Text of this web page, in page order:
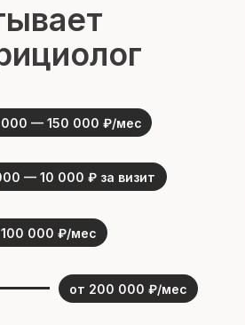
— 150 000 ₽/мес
— 10 000 ₽ за визит
от 200 000 ₽/мес
000 ₽/мес